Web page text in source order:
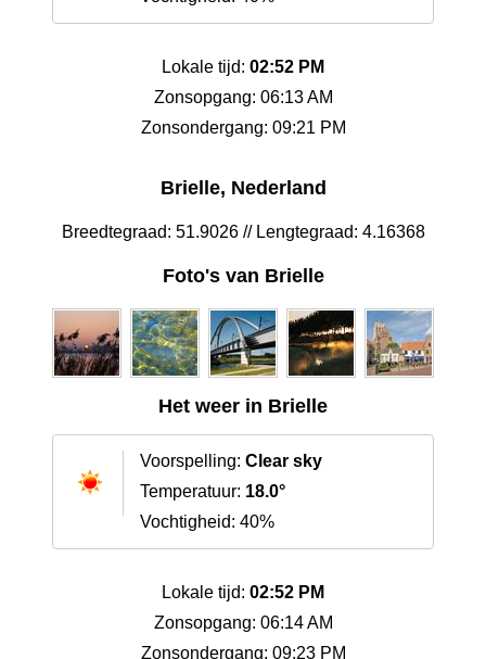
Lokale tijd: 02:52 PM
Zonsopgang: 06:13 AM
Zonsondergang: 09:21 PM
Brielle, Nederland
Breedtegraad: 51.9026 // Lengtegraad: 4.16368
Foto's van Brielle
Het weer in Brielle
Voorspelling: Clear sky
Temperatuur: 18.0°
Vochtigheid: 40%
Lokale tijd: 02:52 PM
Zonsopgang: 06:14 AM
Zonsondergang: 09:23 PM